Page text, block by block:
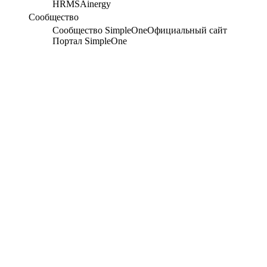
HRMSAinergy
Сообщество
Сообщество SimpleOneОфициальный сайт
Портал SimpleOne